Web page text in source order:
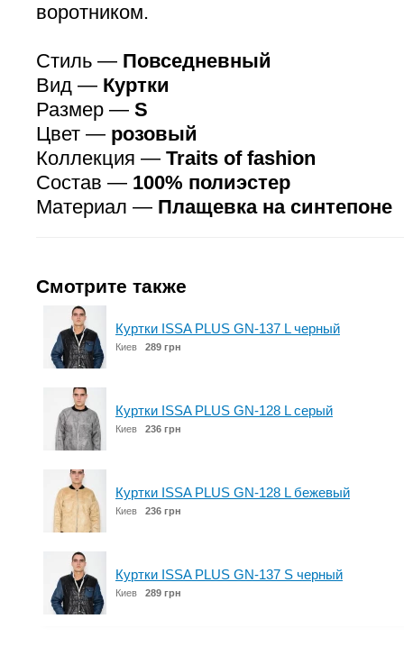
воротником.
Стиль — Повседневный
Вид — Куртки
Размер — S
Цвет — розовый
Коллекция — Traits of fashion
Состав — 100% полиэстер
Материал — Плащевка на синтепоне
Смотрите также
Куртки ISSA PLUS GN-137 L черный
Киев 289 грн
Куртки ISSA PLUS GN-128 L серый
Киев 236 грн
Куртки ISSA PLUS GN-128 L бежевый
Киев 236 грн
Куртки ISSA PLUS GN-137 S черный
Киев 289 грн